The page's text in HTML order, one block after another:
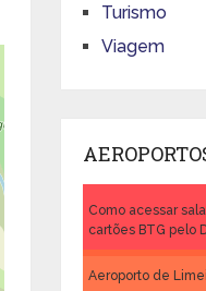
Turismo
Viagem
Como acessar
cartões BTG pelo
Aeroporto de